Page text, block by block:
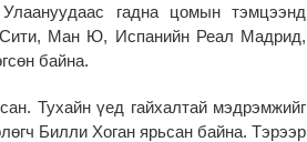
гадна цомын тэмцээнд
Ман Ю, Испанийн Реал Мадрид,
байна.
Тухайн үед гайхалтай мэдрэмжийг
Билли Хоган ярьсан байна. Тэрээр